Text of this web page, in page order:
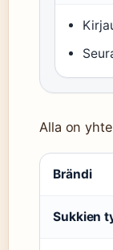
Alla on
Brändi
Sukkien